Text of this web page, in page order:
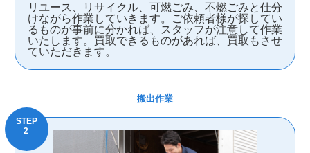
リユース、リサイクル、可燃ごみ、不燃ごみと仕分
けながら作業していきます。ご依頼者様が探してい
るものが事前に分かれば、スタッフが注意して作業
いたします。買取できるものがあれば、買取もさせ
ていただきます。
搬出作業